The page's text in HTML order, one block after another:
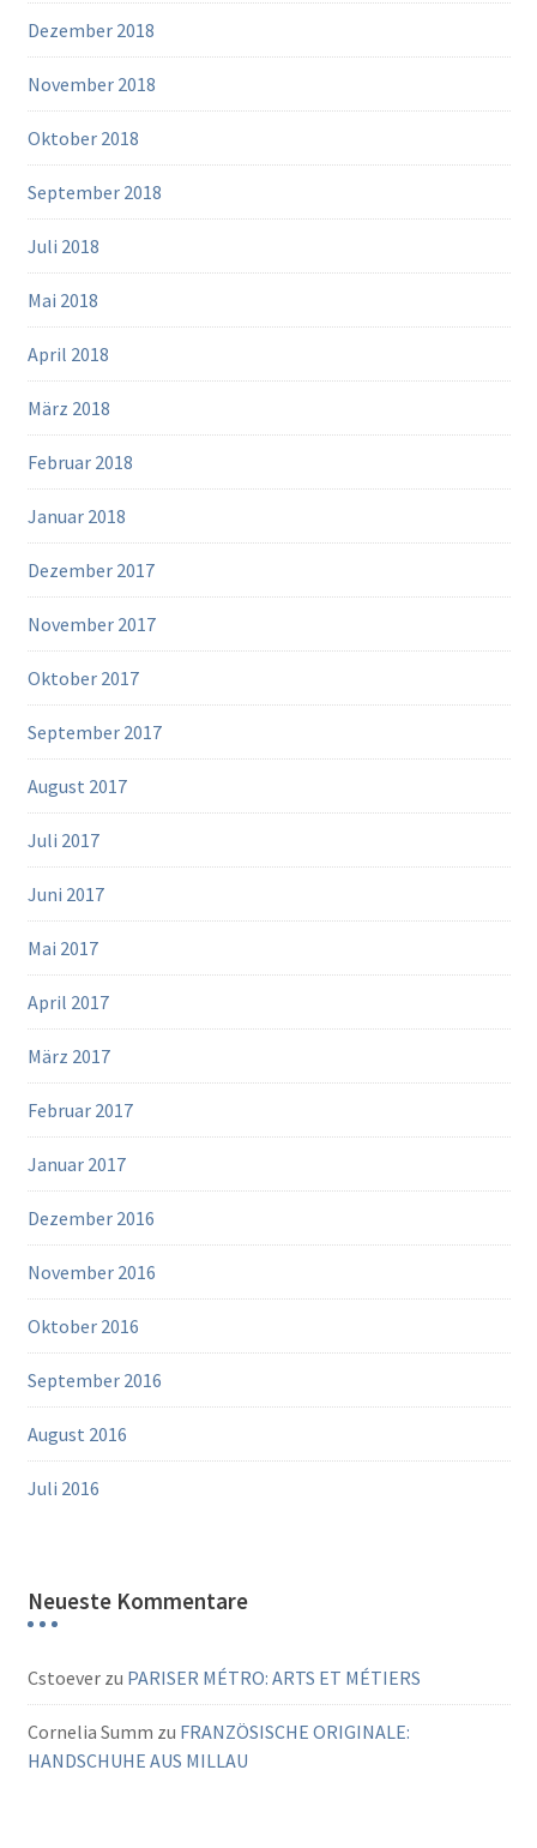
Dezember 2018
November 2018
Oktober 2018
September 2018
Juli 2018
Mai 2018
April 2018
März 2018
Februar 2018
Januar 2018
Dezember 2017
November 2017
Oktober 2017
September 2017
August 2017
Juli 2017
Juni 2017
Mai 2017
April 2017
März 2017
Februar 2017
Januar 2017
Dezember 2016
November 2016
Oktober 2016
September 2016
August 2016
Juli 2016
Neueste Kommentare
Cstoeverzu PARISER MÉTRO: ARTS ET MÉTIERS
Cornelia Summ zu FRANZÖSISCHE ORIGINALE:
HANDSCHUHE AUS MILLAU